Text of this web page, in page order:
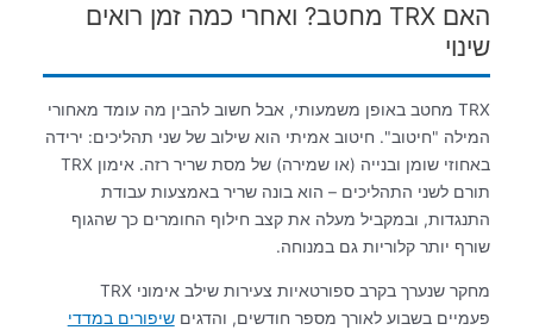
האם TRX מחטב? ואחרי כמה זמן רואים
שינוי
TRX מחטב באופן משמעותי, אבל חשוב להבין מה עומד מאחורי
המילה "חיטוב". חיטוב אמיתי הוא שילוב של שני תהליכים: ירידה
באחוזי שומן ובנייה (או שמירה) של מסת שריר רזה. אימון TRX
תורם לשני התהליכים – הוא בונה שריר באמצעות עבודת
התנגדות, ובמקביל מעלה את קצב חילוף החומרים כך שהגוף
שורף יותר קלוריות גם במנוחה.
מחקר שנערך בקרב ספורטאיות צעירות שילב אימוני TRX
פעמיים בשבוע לאורך מספר חודשים, והדגיםשיפורים במדדי